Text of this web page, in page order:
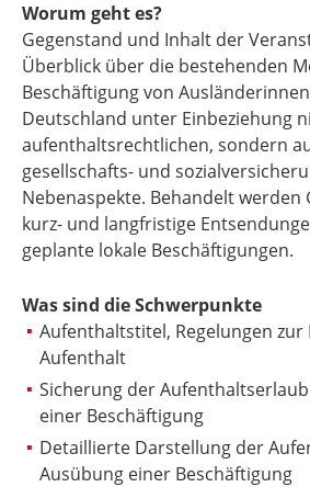
Worum geht es?
Gegenstand und Inhalt der
Überblick über die bestehenden
Beschäftigung von
Deutschland unter Einbeziehung
aufenthaltsrechtlichen, sondern
gesellschafts- und
Nebenaspekte. Behandelt werden
kurz- und langfristige
geplante lokale Beschäftigungen.
Was sind die Schwerpunkte
Aufenthaltstitel, Regelungen zur
Aufenthalt
Sicherung der
einer Beschäftigung
Detaillierte Darstellung der
Ausübung einer Beschäftigung